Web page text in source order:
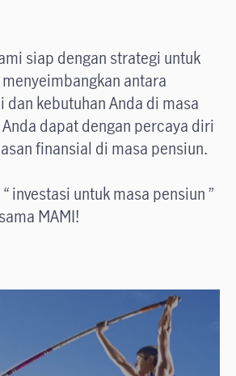
siap dengan strategi untuk
antara
dan kebutuhan Anda di masa
dapat dengan percaya diri
finansial di masa pensiun.
investasi untuk masa pensiun ”
MAMI!